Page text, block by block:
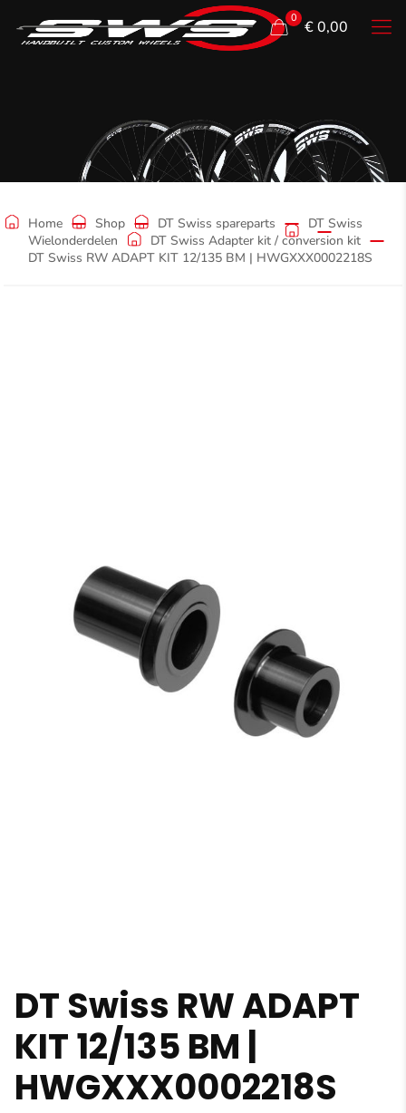
0 € 0,00
Shop
Home Shop DT Swiss spareparts
DT Swiss
Wielonderdelen
DT Swiss Adapter kit / conversion kit
DT Swiss RW ADAPT KIT 12/135 BM | HWGXXX0002218S
DT Swiss RW ADAPT
KIT 12/135 BM |
HWGXXX0002218S